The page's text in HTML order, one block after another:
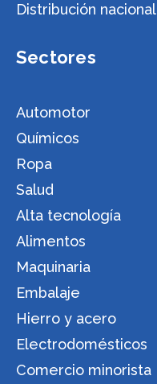
Distribución nacional
Sectores
Automotor
Químicos
Ropa
Salud
Alta tecnología
Alimentos
Maquinaria
Embalaje
Hierro y acero
Electrodomésticos
Comercio minorista